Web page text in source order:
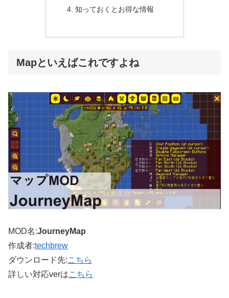
知っておくとお得な情報
Mapといえばこれですよね
MOD名:JourneyMap
作成者:techbrew
ダウンロード先:こちら
詳しい対応verはこちら